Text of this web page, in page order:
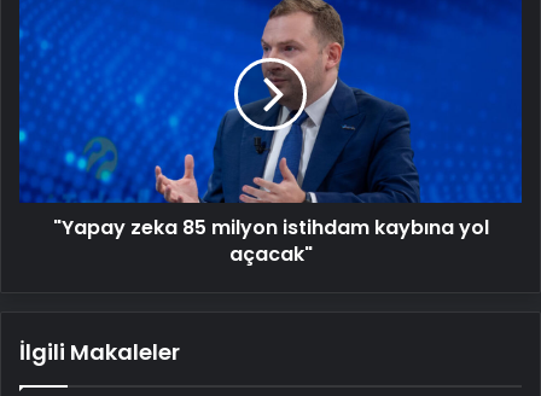
zeka
85
milyon
istihdam
kaybına
yol
açacak"
"Yapay zeka 85 milyon istihdam kaybına yol
açacak"
İlgili Makaleler